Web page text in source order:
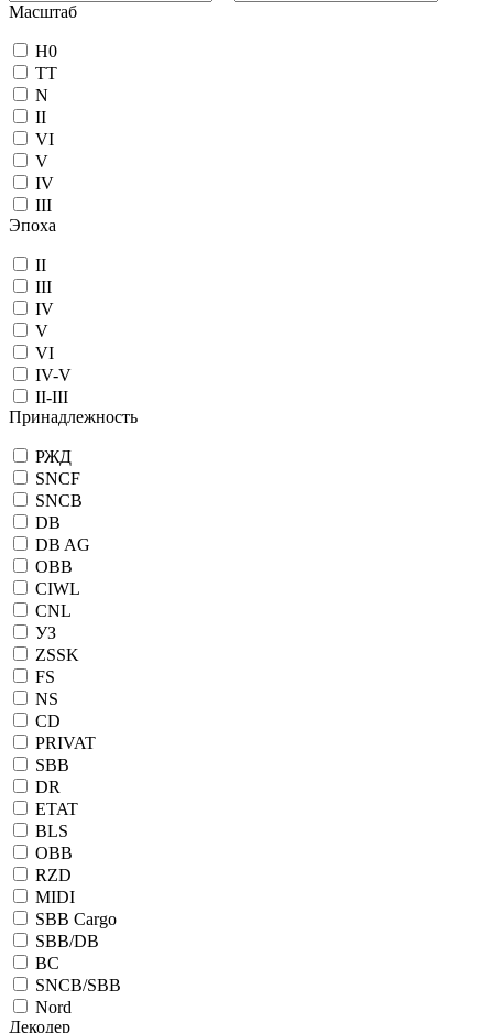
Масштаб
H0
TT
N
II
VI
V
IV
III
Эпоха
II
III
IV
V
VI
IV-V
II-III
Принадлежность
РЖД
SNCF
SNCB
DB
DB AG
OBB
CIWL
CNL
УЗ
ZSSK
FS
NS
CD
PRIVAT
SBB
DR
ETAT
BLS
OBB
RZD
MIDI
SBB Cargo
SBB/DB
BC
SNCB/SBB
Nord
Декодер